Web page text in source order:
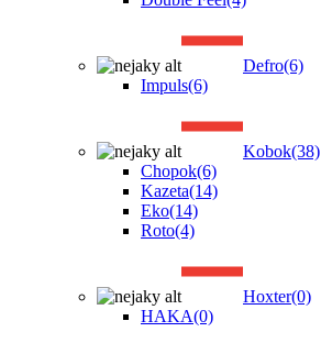
Defro(6)
Impuls(6)
Kobok(38)
Chopok(6)
Kazeta(14)
Eko(14)
Roto(4)
Hoxter(0)
HAKA(0)